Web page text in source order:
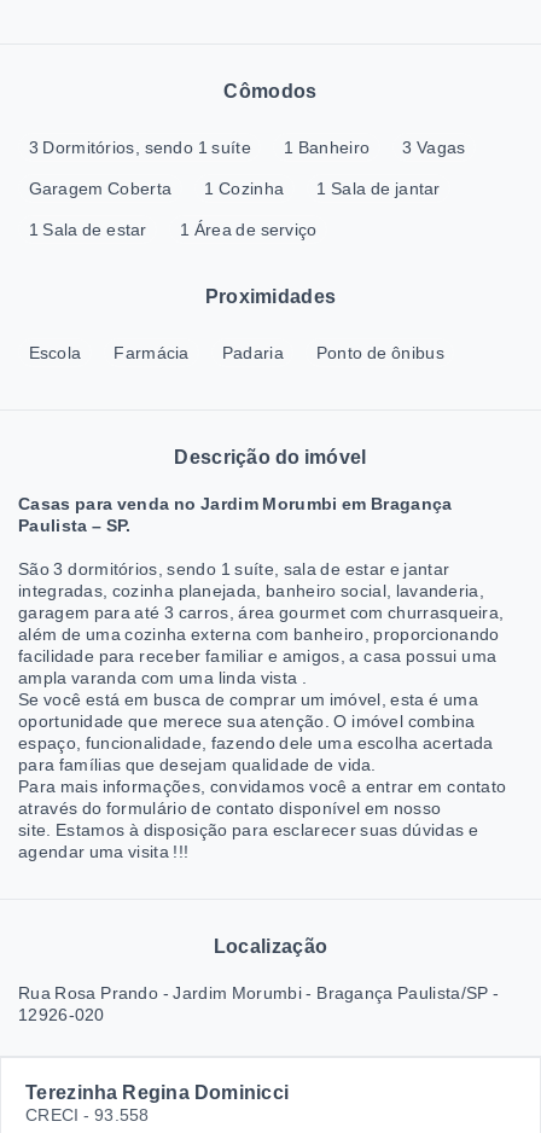
Cômodos
3 Dormitórios, sendo 1 suíte 1 Banheiro 3 Vagas
Garagem Coberta 1 Cozinha 1 Sala de jantar
1 Sala de estar 1 Área de serviço
Proximidades
Escola Farmácia Padaria Ponto de ônibus
Descrição do imóvel
Casas para venda no Jardim Morumbi em Bragança
Paulista – SP.
São 3 dormitórios, sendo 1 suíte, sala de estar e jantar
integradas, cozinha planejada, banheiro social, lavanderia,
garagem para até 3 carros, área gourmet com churrasqueira,
além de uma cozinha externa com banheiro, proporcionando
facilidade para receber familiar e amigos, a casa possui uma
ampla varanda com uma linda vista .
Se você está em busca de comprar um imóvel, esta é uma
oportunidade que merece sua atenção. O imóvel combina
espaço, funcionalidade, fazendo dele uma escolha acertada
para famílias que desejam qualidade de vida.
Para mais informações, convidamos você a entrar em contato
através do formulário de contato disponível em nosso
site. Estamos à disposição para esclarecer suas dúvidas e
agendar uma visita !!!
Localização
Rua Rosa Prando - Jardim Morumbi - Bragança Paulista/SP -
12926-020
Terezinha Regina Dominicci
CRECI - 93.558